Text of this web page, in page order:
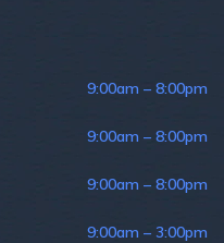
9:00am – 8:00pm
9:00am – 8:00pm
9:00am – 8:00pm
9:00am – 3:00pm